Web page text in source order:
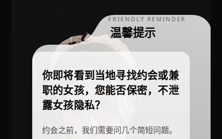
FRIENDLY REMINDER
温馨提示
你即将看到当地寻找约会或兼
职的女孩，您能否保密，不泄
露女孩隐私？
约会之前，我们需要问几个简短问题。